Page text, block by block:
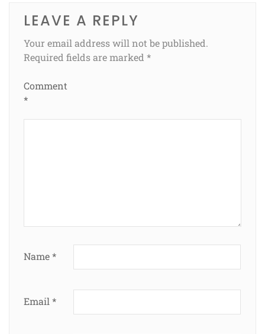
LEAVE A REPLY
Your email address will not be published.
Required fields are marked *
Comment
*
Name*
Email *